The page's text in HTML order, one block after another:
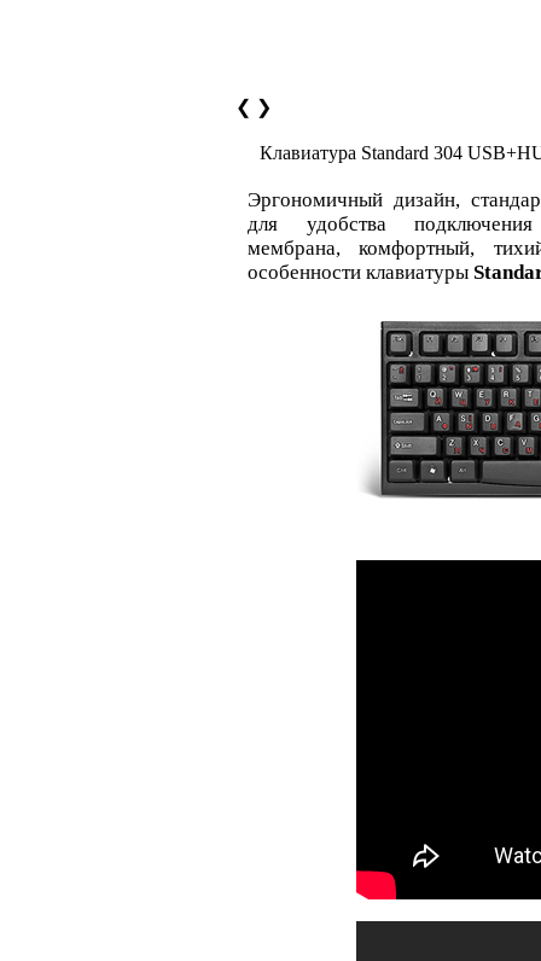
❮ ❯
Клавиатура Standard 304
Эргономичный дизайн,
для удобства
мембрана, комфортный,
особенности клавиатуры